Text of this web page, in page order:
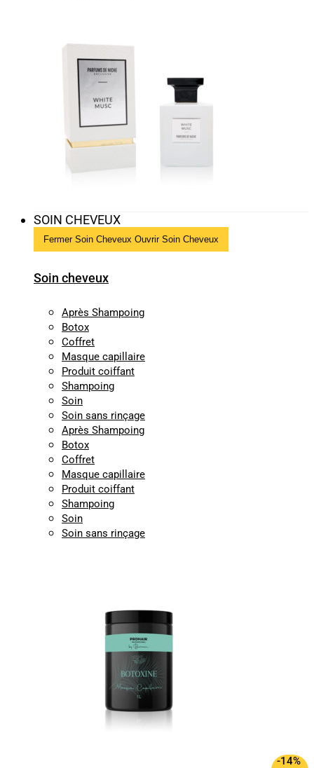
SOIN CHEVEUX
Fermer Soin Cheveux Ouvrir Soin Cheveux
Soin cheveux
Après Shampoing
Botox
Coffret
Masque capillaire
Produit coiffant
Shampoing
Soin
Soin sans rinçage
Après Shampoing
Botox
Coffret
Masque capillaire
Produit coiffant
Shampoing
Soin
Soin sans rinçage
-14%